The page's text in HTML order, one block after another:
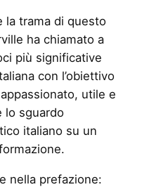
la trama di questo
ha chiamato a
più significative
con l’obiettivo
utile e
lo sguardo
italiano su un
nella prefazione: